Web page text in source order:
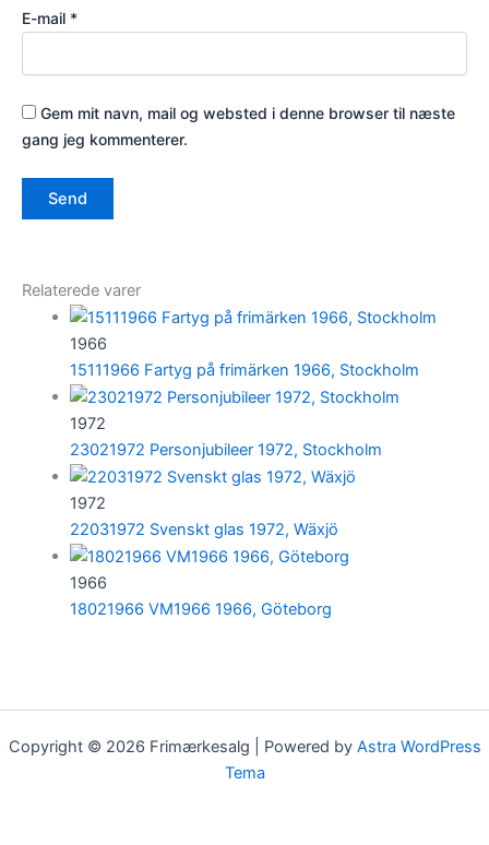
E-mail *
Gem mit navn, mail og websted i denne browser til næste
gang jeg kommenterer.
Relaterede varer
1966
15111966 Fartyg på frimärken 1966, Stockholm
1972
23021972 Personjubileer 1972, Stockholm
1972
22031972 Svenskt glas 1972, Wäxjö
1966
18021966 VM1966 1966, Göteborg
Copyright © 2026 Frimærkesalg | Powered by Astra WordPress
Tema